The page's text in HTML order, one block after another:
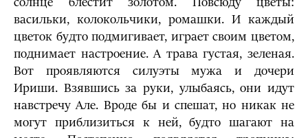
васильки, колокольчики, ромашки. И каждый
цветок будто подмигивает, играет своим цветом,
поднимает настроение. А трава густая, зеленая.
Вот проявляются силуэты мужа и дочери
Ириши. Взявшись за руки, улыбаясь, они идут
навстречу Але. Вроде бы и спешат, но никак не
могут приблизиться к ней, будто шагают на